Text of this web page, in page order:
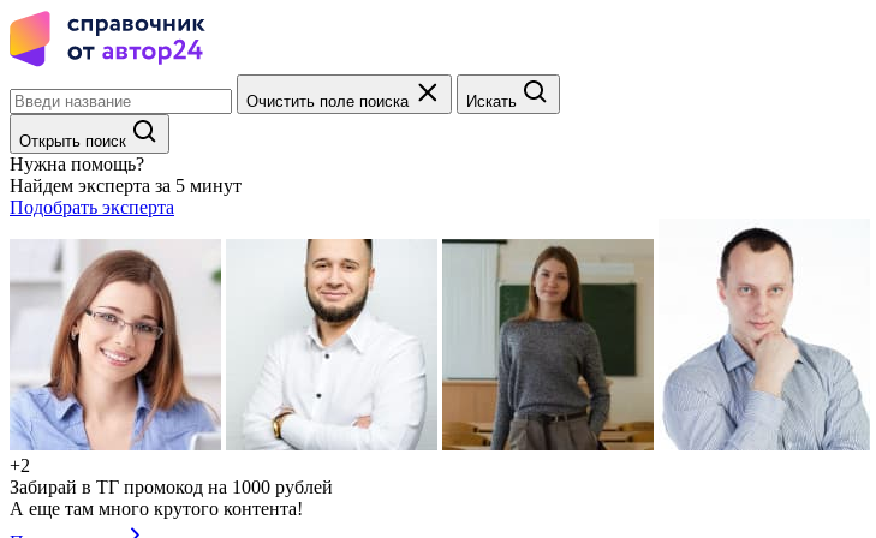
Очистить поле поиска Искать
Открыть поиск
Нужна помощь?
Найдем эксперта за 5 минут
Подобрать эксперта
+2
Забирай в ТГ промокод на 1000 рублей
А еще там много крутого контента!